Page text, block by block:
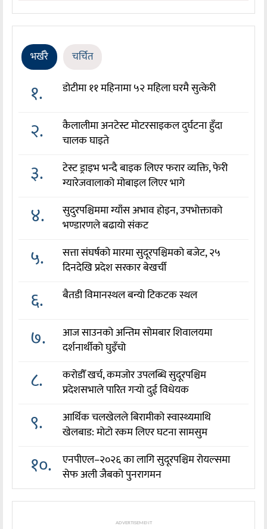
भर्खरै चर्चित
१. डोटीमा ११ महिनामा ५२ महिला घरमै सुत्केरी
२.
कैलालीमा अनटेस्ट मोटरसाइकल दुर्घटना हुँदा
चालक घाइते
३.
टेस्ट ड्राइभ भन्दै बाइक लिएर फरार व्यक्ति, फेरी
ग्यारेजवालाको मोबाइल लिएर भागे
४.
सुदुरपश्चिममा ग्याँस अभाव होइन, उपभोक्ताको
भण्डारणले बढायो संकट
५.
सत्ता संघर्षको मारमा सुदूरपश्चिमको बजेट, २५
दिनदेखि प्रदेश सरकार बेखर्ची
६. बैतडी विमानस्थल बन्यो टिकटक स्थल
७.
आज साउनको अन्तिम सोमबार शिवालयमा
दर्शनार्थीको घुइँचो
८.
करोडौँ खर्च, कमजोर उपलब्धि सुदूरपश्चिम
प्रदेशसभाले पारित गर्‍यो दुई विधेयक
९.
आर्थिक चलखेलले बिरामीको स्वास्थ्यमाथि
खेलबाड: मोटो रकम लिएर घटना सामसुम
१०.
एनपीएल–२०२६ का लागि सुदूरपश्चिम रोयल्समा
सेफ अली जैबको पुनरागमन
ADVERTISEMENT